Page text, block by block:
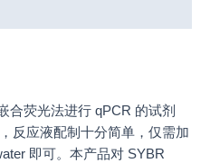
合荧光法进行 qPCR 的试剂
反应液配制十分简单，仅需加
即可。本产品对 SYBR